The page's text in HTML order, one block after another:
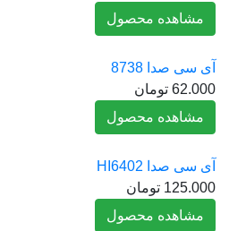
مشاهده محصول
آی سی صدا 8738
62.000 تومان
مشاهده محصول
آی سی صدا HI6402
125.000 تومان
مشاهده محصول